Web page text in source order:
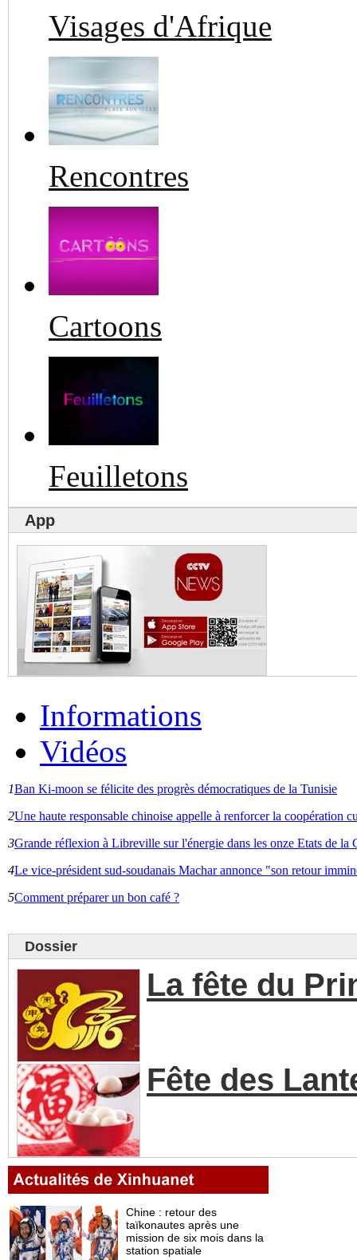
Visages d'Afrique
Rencontres
Cartoons
Feuilletons
App
Informations
Vidéos
1Ban Ki-moon se félicite des progrès démocratiques de la Tunisie
2Une haute responsable chinoise appelle à renforcer la coopération
3Grande réflexion à Libreville sur l'énergie dans les onze Etats de la
4Le vice-président sud-soudanais Machar annonce "son retour
5Comment préparer un bon café ?
Dossier
La fête du
Fête des